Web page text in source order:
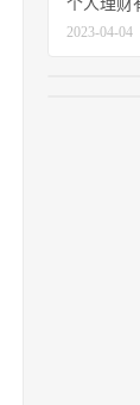
个人理财
2023-04-04